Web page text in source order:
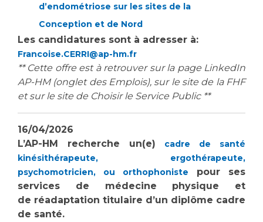
d’endométriose sur les sites de la
Conception et de Nord
Les candidatures sont à adresser à:
Francoise.CERRI@ap-hm.fr
** Cette offre est à retrouver sur la page LinkedIn
AP-HM (onglet des Emplois), sur le site de la FHF
et sur le site de Choisir le Service Public **
16/04/2026
L’AP-HM recherche un(e) cadre de santé
kinésithérapeute, ergothérapeute,
psychomotricien, ou orthophoniste pour ses
services de médecine physique et
de réadaptation titulaire d’un diplôme cadre
de santé.